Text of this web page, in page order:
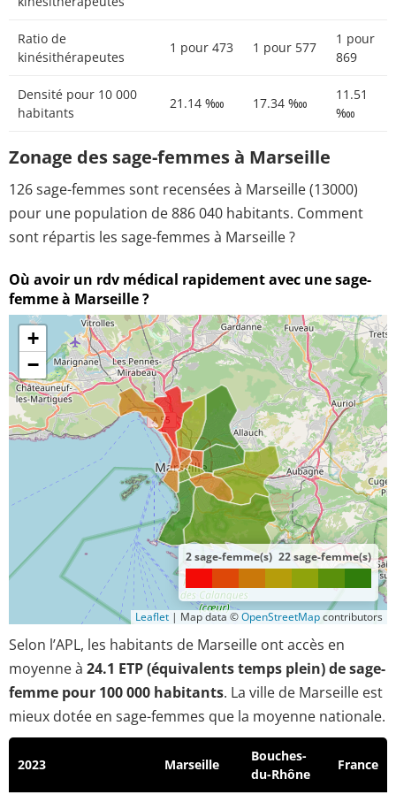
Ratio de
kinésithérapeutes
1 pour 473 1 pour 577
1 pour
869
Densité pour 10 000
habitants
21.14 ‱ 17.34 ‱
11.51
‱
Zonage des sage-femmes à Marseille
126 sage-femmes sont recensées à Marseille (13000)
pour une population de 886 040 habitants. Comment
sont répartis les sage-femmes à Marseille ?
Où avoir un rdv médical rapidement avec une sage-
femme à Marseille ?
+
−
2 sage-femme(s) 22 sage-femme(s)
Leaflet | Map data ©OpenStreetMapcontributors
Selon l’APL, les habitants de Marseille ont accès en
moyenne à 24.1 ETP (équivalents temps plein) de sage-
femme pour 100 000 habitants. La ville de Marseille est
mieux dotée en sage-femmes que la moyenne nationale.
2023 Marseille
Bouches-
du-Rhône
France